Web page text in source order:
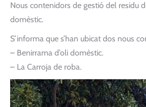
Nous contenidors de gestió del residu
domèstic.
S’informa que s’han ubicat dos nous
– Benirrama d’oli domèstic.
– La Carroja de roba.